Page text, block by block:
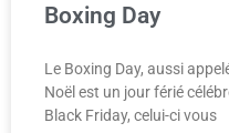
Boxing Day
Le Boxing Day, aussi
Noël est un jour férié
Black Friday, celui-ci vous